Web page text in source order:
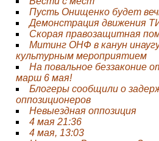
Пусть Онищенко будет
Демонстрация движения
Скорая правозащитная
Митинг ОНФ в канун
культурным мероприятием
На повальное беззаконие
марш 6 мая!
Блогеры сообщили о
оппозиционеров
Невыездная оппозиция
4 мая 21:36
4 мая, 13:03